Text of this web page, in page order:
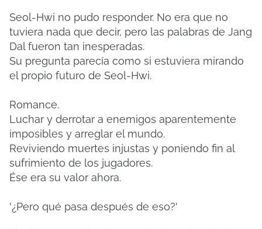
Seol-Hwi no pudo responder. No era que no
tuviera nada que decir, pero las palabras de Jang
Dal fueron tan inesperadas.
Su pregunta parecía como si estuviera mirando
el propio futuro de Seol-Hwi.
Romance.
Luchar y derrotar a enemigos aparentemente
imposibles y arreglar el mundo.
Reviviendo muertes injustas y poniendo fin al
sufrimiento de los jugadores.
Ése era su valor ahora.
'¿Pero qué pasa después de eso?'